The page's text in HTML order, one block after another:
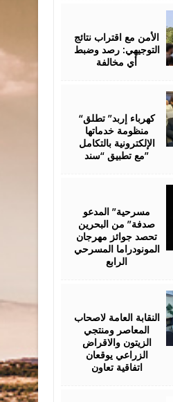
الأمن مع اقتراب نتائج
التوجيهي: رصد وضبط
أي مخالفة
2026
“كهرباء إربد” تطلق
منظومة خدماتها
الإلكترونية بالتكامل
مع تطبيق “سند”
مسرحية” المدعو
صدفة” من البحرين
تحصد جوائز مهرجان
المونودراما المسرحي
الرابع
النقابة العامة لاصحاب
المعاصر ومنتجي
الزيتون والاقراض
الزراعي يوقعان
اتفاقية تعاون
2026